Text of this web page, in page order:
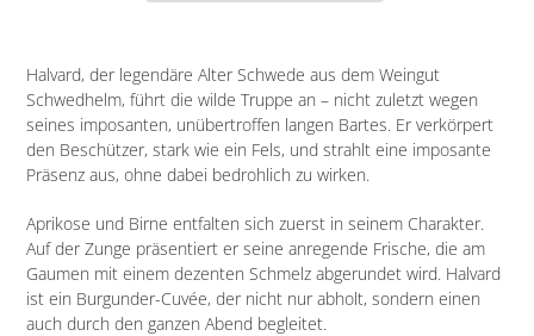
wird
zum
Warenkorb
hinzugefügt
Halvard, der legendäre Alter Schwede aus dem Weingut
Schwedhelm, führt die wilde Truppe an – nicht zuletzt wegen
seines imposanten, unübertroffen langen Bartes. Er verkörpert
den Beschützer, stark wie ein Fels, und strahlt eine imposante
Präsenz aus, ohne dabei bedrohlich zu wirken.
Aprikose und Birne entfalten sich zuerst in seinem Charakter.
Auf der Zunge präsentiert er seine anregende Frische, die am
Gaumen mit einem dezenten Schmelz abgerundet wird. Halvard
ist ein Burgunder-Cuvée, der nicht nur abholt, sondern einen
auch durch den ganzen Abend begleitet.